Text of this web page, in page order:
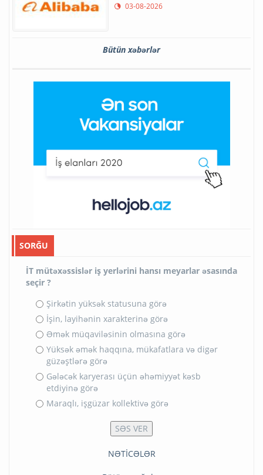
03-08-2026
Bütün xəbərlər
SORĞU
İT mütəxəssislər iş yerlərini hansı meyarlar əsasında
seçir ?
Şirkətin yüksək statusuna görə
İşin, layihənin xarakterinə görə
Əmək müqaviləsinin olmasına görə
Yüksək əmək haqqına, mükafatlara və digər
güzəştlərə görə
Gələcək karyerası üçün əhəmiyyət kəsb
etdiyinə görə
Maraqlı, işgüzar kollektivə görə
NƏTİCƏLƏR